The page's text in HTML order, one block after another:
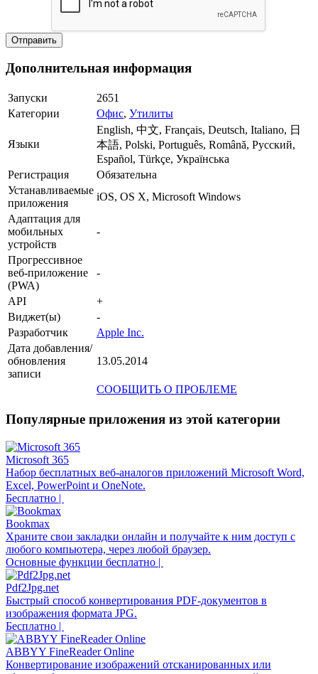
Дополнительная информация
Запуски
2651
Категории
Офис, Утилиты
Языки
English, 中文, Français, Deutsch, Italiano, 日
本語, Polski, Português, Română, Русский,
Español, Türkçe, Українська
Регистрация
Обязательна
Устанавливаемые
приложения
iOS, OS X, Microsoft Windows
Адаптация для
мобильных
устройств
-
Прогрессивное
веб-приложение
(PWA)
-
API
+
Виджет(ы)
-
Разработчик
Apple Inc.
Дата добавления/
обновления
записи
13.05.2014
СООБЩИТЬ О ПРОБЛЕМЕ
Популярные приложения из этой категории
Microsoft 365
Набор бесплатных веб-аналогов приложений Microsoft Word,
Excel, PowerPoint и OneNote.
Бесплатно |
Bookmax
Храните свои закладки онлайн и получайте к ним доступ с
любого компьютера, через любой браузер.
Основные функции бесплатно |
Pdf2Jpg.net
Быстрый способ конвертирования PDF-документов в
изображения формата JPG.
Бесплатно |
ABBYY FineReader Online
Конвертирование изображений отсканированных или